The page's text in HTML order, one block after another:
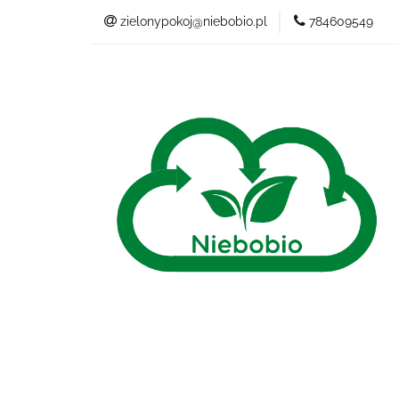
zielonypokoj@niebobio.pl 784609549